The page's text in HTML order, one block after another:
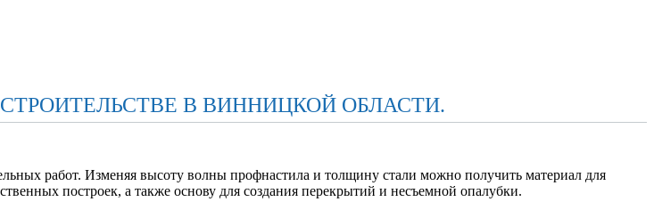
В ВИННИЦКОЙ ОБЛАСТИ.
работ. Изменяя высоту волны профнастила и толщину стали можно получить материал для
построек, а также основу для создания перекрытий и несъемной опалубки.